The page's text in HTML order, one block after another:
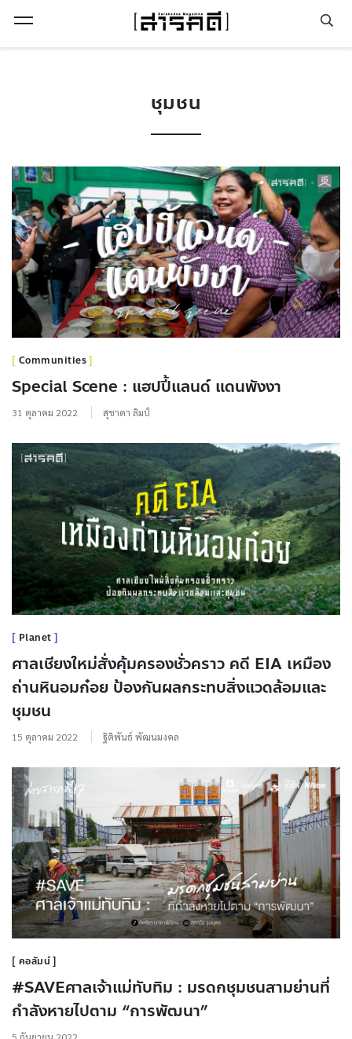
ชุมชน
Communities
Special Scene : แฮปปี้แลนด์ แดนพังงา
31 ตุลาคม 2022 สุชาดา ลิมป์
Planet
ศาลเชียงใหม่สั่งคุ้มครองชั่วคราว คดี EIA เหมือง
ถ่านหินอมก๋อย ป้องกันผลกระทบสิ่งแวดล้อมและ
ชุมชน
15 ตุลาคม 2022 ฐิติพันธ์ พัฒนมงคล
คอลัมน์
#SAVEศาลเจ้าแม่ทับทิม : มรดกชุมชนสามย่านที่
กำลังหายไปตาม “การพัฒนา”